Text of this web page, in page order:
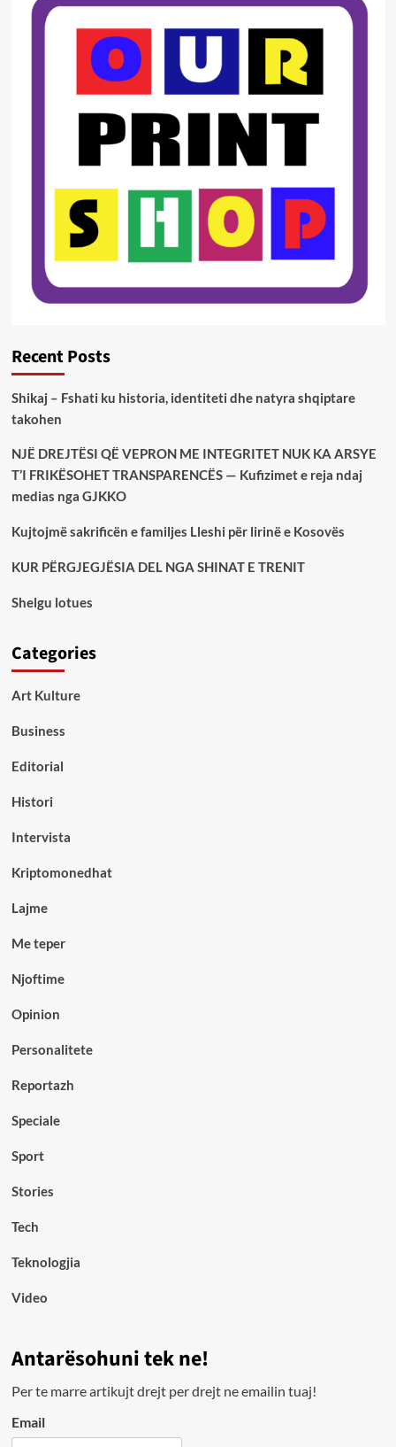
Recent Posts
Shikaj – Fshati ku historia, identiteti dhe natyra shqiptare
takohen
NJË DREJTËSI QË VEPRON ME INTEGRITET NUK KA ARSYE
T’I FRIKËSOHET TRANSPARENCËS — Kufizimet e reja ndaj
medias nga GJKKO
Kujtojmë sakrificën e familjes Lleshi për lirinë e Kosovës
KUR PËRGJEGJËSIA DEL NGA SHINAT E TRENIT
Shelgu lotues
Categories
Art Kulture
Business
Editorial
Histori
Intervista
Kriptomonedhat
Lajme
Me teper
Njoftime
Opinion
Personalitete
Reportazh
Speciale
Sport
Stories
Tech
Teknologjia
Video
Antarësohuni tek ne!
Per te marre artikujt drejt per drejt ne emailin tuaj!
Email